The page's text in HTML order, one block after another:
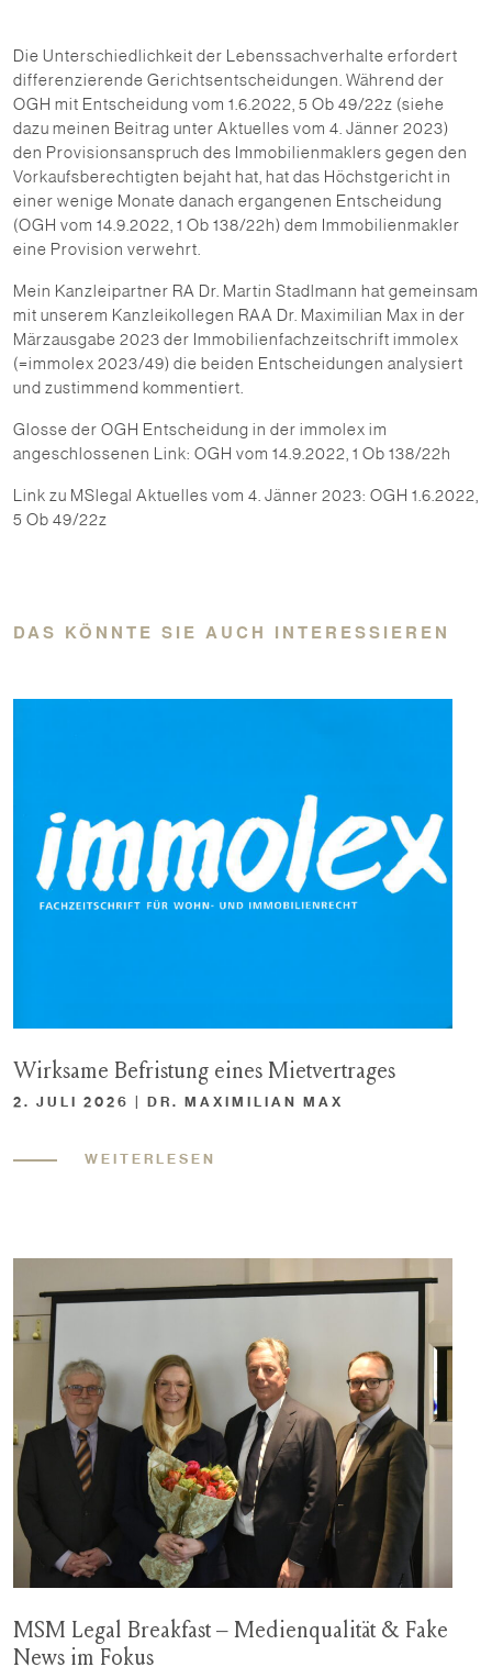
Die Unterschiedlichkeit der Lebenssachverhalte erfordert
differenzierende Gerichtsentscheidungen. Während der
OGH mit Entscheidung vom 1.6.2022, 5 Ob 49/22z (siehe
dazu meinen Beitrag unter Aktuelles vom 4. Jänner 2023)
den Provisionsanspruch des Immobilienmaklers gegen den
Vorkaufsberechtigten bejaht hat, hat das Höchstgericht in
einer wenige Monate danach ergangenen Entscheidung
(OGH vom 14.9.2022, 1 Ob 138/22h) dem Immobilienmakler
eine Provision verwehrt.
Mein Kanzleipartner RA Dr. Martin Stadlmann hat gemeinsam
mit unserem Kanzleikollegen RAA Dr. Maximilian Max in der
Märzausgabe 2023 der Immobilienfachzeitschrift immolex
(=immolex 2023/49) die beiden Entscheidungen analysiert
und zustimmend kommentiert.
Glosse der OGH Entscheidung in der immolex im
angeschlossenen Link: OGH vom 14.9.2022, 1 Ob 138/22h
Link zu MSlegal Aktuelles vom 4. Jänner 2023: OGH 1.6.2022,
5 Ob 49/22z
DAS KÖNNTE SIE AUCH INTERESSIEREN
Wirksame Befristung eines Mietvertrages
2. JULI 2026 | DR. MAXIMILIAN MAX
WEITERLESEN
MSM Legal Breakfast – Medienqualität & Fake
News im Fokus